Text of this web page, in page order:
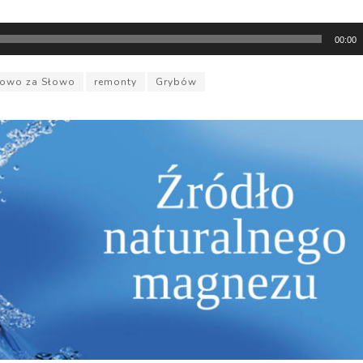
00:00
za Słowo remonty Grybów